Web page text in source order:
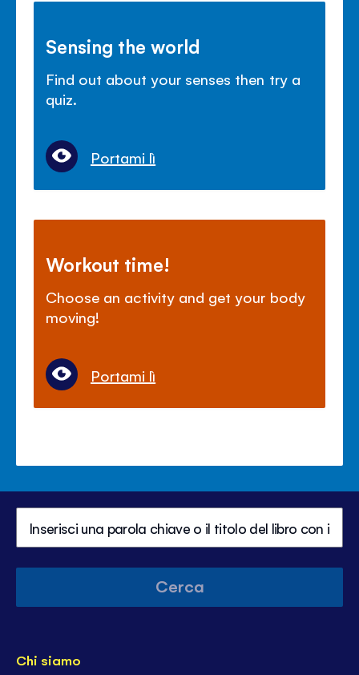
Sensing the world
Find out about your senses then try a
quiz.
Portami lì
Workout time!
Choose an activity and get your body
moving!
Portami lì
Cerca
Chi siamo